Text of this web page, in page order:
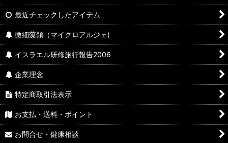
最近チェックしたアイテム
微細藻類（マイクロアルジェ)
イスラエル研修旅行報告2006
企業理念
特定商取引法表示
お支払・送料・ポイント
お問合せ・健康相談